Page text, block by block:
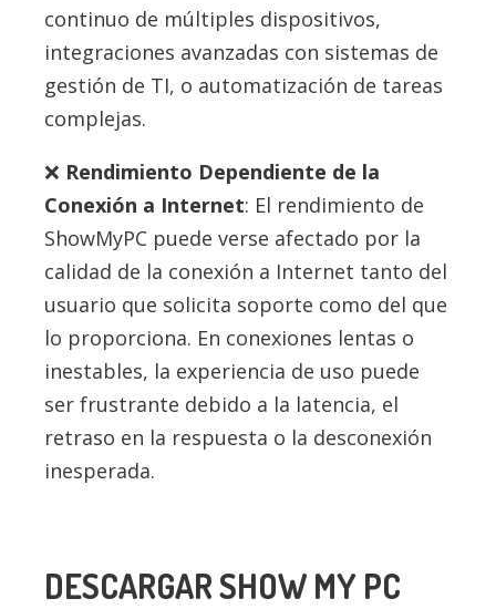
continuo de múltiples dispositivos,
integraciones avanzadas con sistemas de
gestión de TI, o automatización de tareas
complejas.
Rendimiento Dependiente de la
Conexión a Internet: El rendimiento de
ShowMyPC puede verse afectado por la
calidad de la conexión a Internet tanto del
usuario que solicita soporte como del que
lo proporciona. En conexiones lentas o
inestables, la experiencia de uso puede
ser frustrante debido a la latencia, el
retraso en la respuesta o la desconexión
inesperada.
DESCARGAR SHOW MY PC